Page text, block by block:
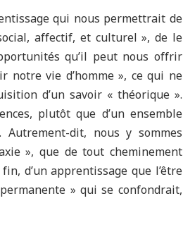
qui nous permettrait de
affectif, et culturel », de le
qu’il peut nous offrir
notre vie d’homme », ce qui ne
d’un savoir « théorique ».
plutôt que d’un ensemble
dit, nous y sommes
», que de tout cheminement
d’un apprentissage que l’être
» qui se confondrait,